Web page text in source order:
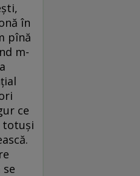
în
pînă
m-
ce
totuşi